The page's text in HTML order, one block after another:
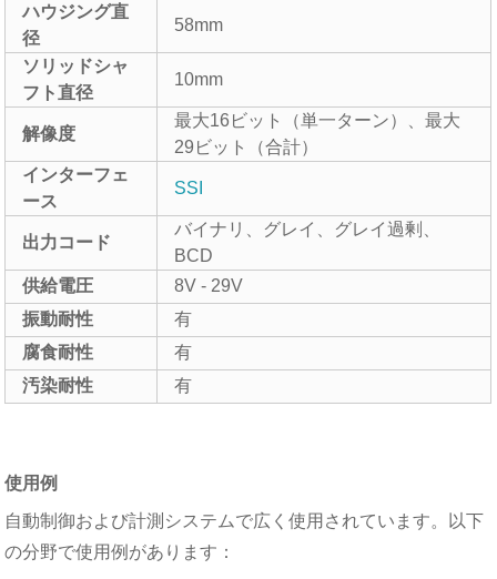
ハウジング直
径
58mm
ソリッドシャ
フト直径
10mm
解像度
最大16ビット（単一ターン）、最大
29ビット（合計）
インターフェ
ース
SSI
出力コード
バイナリ、グレイ、グレイ過剰、
BCD
供給電圧
8V - 29V
振動耐性
有
腐食耐性
有
汚染耐性
有
使用例
自動制御および計測システムで広く使用されています。以下
の分野で使用例があります：